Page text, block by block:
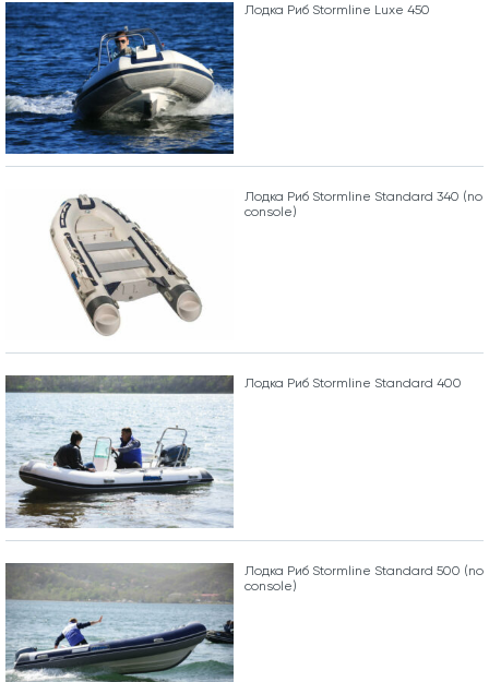
Лодка Риб Stormline Luxe 450
Лодка Риб Stormline Standard 340 (no
console)
Лодка Риб Stormline Standard 400
Лодка Риб Stormline Standard 500 (no
console)